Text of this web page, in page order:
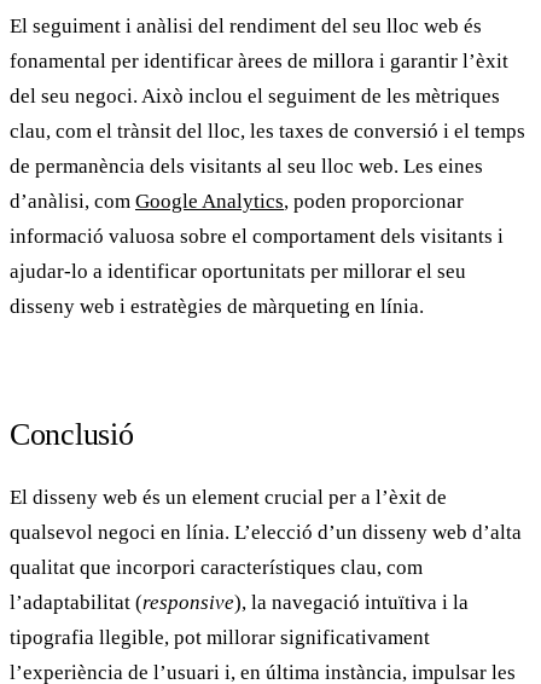
El seguiment i anàlisi del rendiment del seu lloc web és
fonamental per identificar àrees de millora i garantir l’èxit
del seu negoci. Això inclou el seguiment de les mètriques
clau, com el trànsit del lloc, les taxes de conversió i el temps
de permanència dels visitants al seu lloc web. Les eines
d’anàlisi, com Google Analytics, poden proporcionar
informació valuosa sobre el comportament dels visitants i
ajudar-lo a identificar oportunitats per millorar el seu
disseny web i estratègies de màrqueting en línia.
Conclusió
El disseny web és un element crucial per a l’èxit de
qualsevol negoci en línia. L’elecció d’un disseny web d’alta
qualitat que incorpori característiques clau, com
l’adaptabilitat (responsive), la navegació intuïtiva i la
tipografia llegible, pot millorar significativament
l’experiència de l’usuari i, en última instància, impulsar les